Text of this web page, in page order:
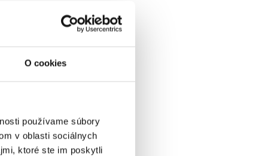
O cookies
používame súbory
v oblasti sociálnych
ktoré ste im poskytli